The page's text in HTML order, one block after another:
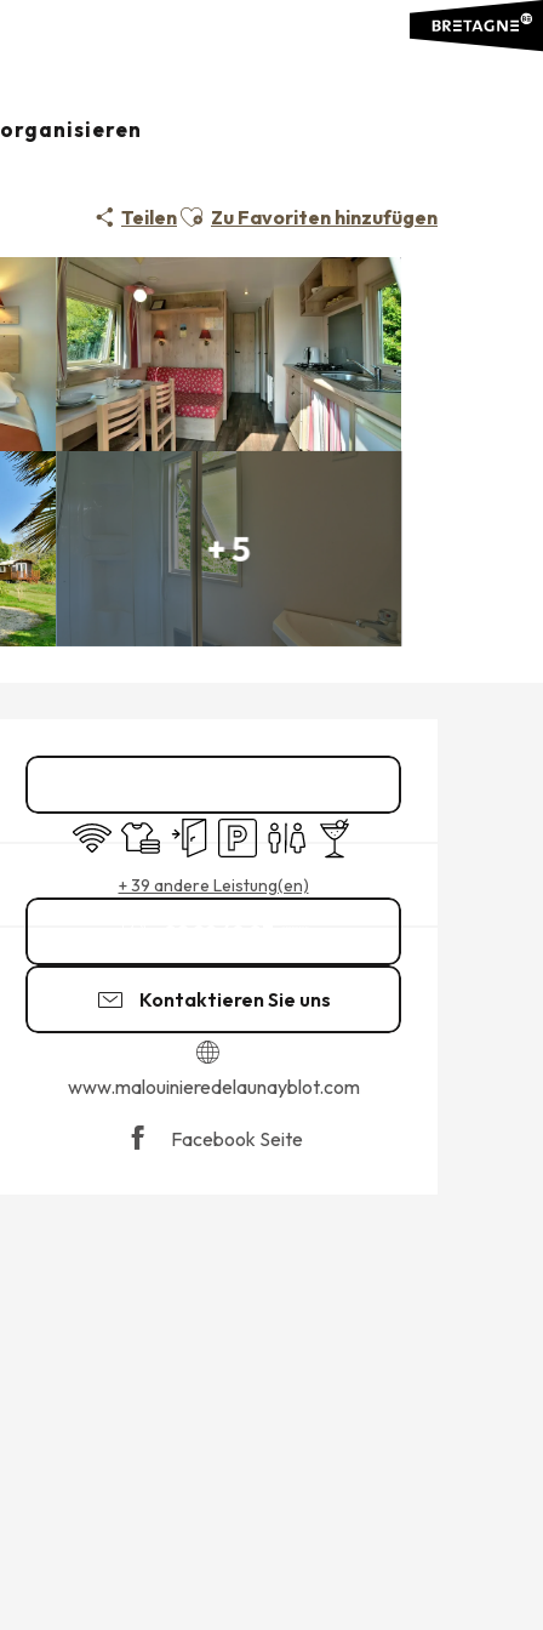
TeilenAjouter aux favoris
Zu Favoriten hinzufügen
+ 5
&
Wi-Fi Bettwäsche und Laken
Unabhängiger Eingang
ParkplatzToilettenBar / Getränkestand
+ 39 andere Leistung(en)
Kontaktieren Sie uns
www.malouinieredelaunayblot.com
Facebook Seite